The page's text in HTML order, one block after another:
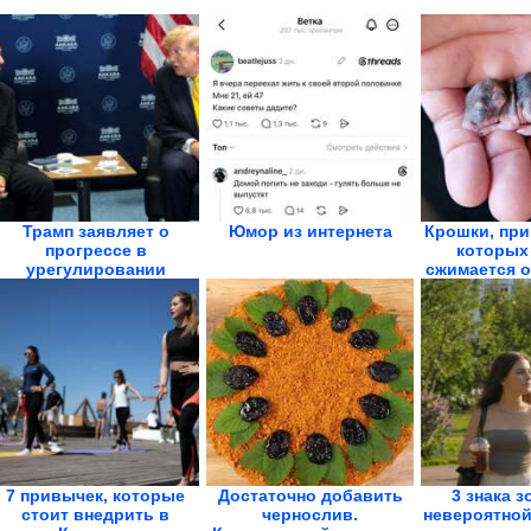
Трамп заявляет о
прогрессе в
урегулировании
Юмор из интернета
Крошки, при
сжимается
7 привычек, которые
стоит внедрить в
Достаточно добавить
чернослив.
3 знака